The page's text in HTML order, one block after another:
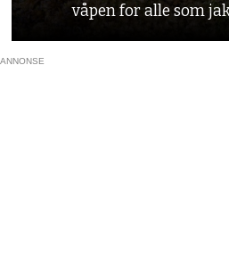
våpen for alle som
ANNONSE